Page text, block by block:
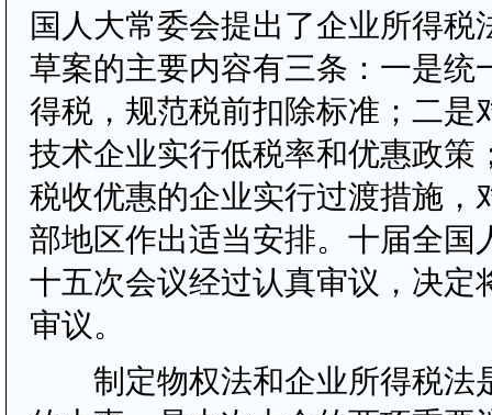
国人大常委会提出了企业所得税
草案的主要内容有三条：一是统
得税，规范税前扣除标准；二是
技术企业实行低税率和优惠政策
税收优惠的企业实行过渡措施，
部地区作出适当安排。十届全国
十五次会议经过认真审议，决定
审议。
制定物权法和企业所得税法